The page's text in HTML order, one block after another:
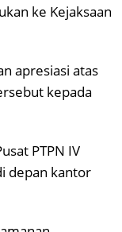
ke Kejaksaan
apresiasi atas
kepada
PTPN IV
depan kantor